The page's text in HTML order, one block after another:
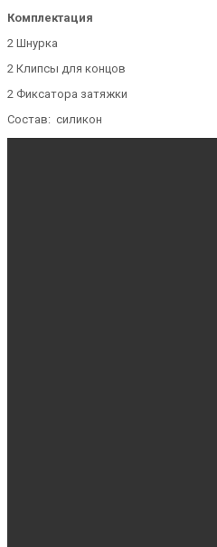
Комплектация
2 Шнурка
2 Клипсы для концов
2 Фиксатора затяжки
Состав: силикон